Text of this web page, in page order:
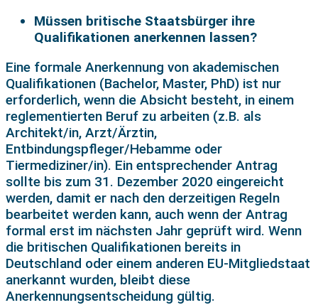
Müssen britische Staatsbürger ihre
Qualifikationen anerkennen lassen?
Eine formale Anerkennung von akademischen
Qualifikationen (Bachelor, Master, PhD) ist nur
erforderlich, wenn die Absicht besteht, in einem
reglementierten Beruf zu arbeiten (z.B. als
Architekt/in, Arzt/Ärztin,
Entbindungspfleger/Hebamme oder
Tiermediziner/in). Ein entsprechender Antrag
sollte bis zum 31. Dezember 2020 eingereicht
werden, damit er nach den derzeitigen Regeln
bearbeitet werden kann, auch wenn der Antrag
formal erst im nächsten Jahr geprüft wird. Wenn
die britischen Qualifikationen bereits in
Deutschland oder einem anderen EU-Mitgliedstaat
anerkannt wurden, bleibt diese
Anerkennungsentscheidung gültig.